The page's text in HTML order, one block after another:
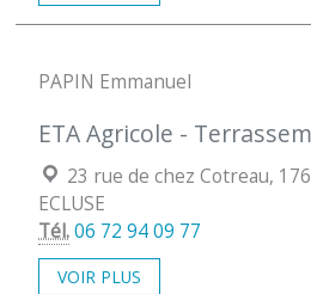
PAPIN Emmanuel
ETA Agricole -
Localisation :
23 rue de chez Cotreau,
ECLUSE
Tél.06 72 94 09 77
VOIR PLUS